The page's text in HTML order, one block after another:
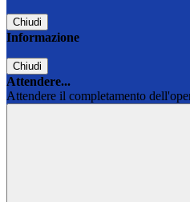
Chiudi
Informazione
Chiudi
Attendere...
Attendere il completamento